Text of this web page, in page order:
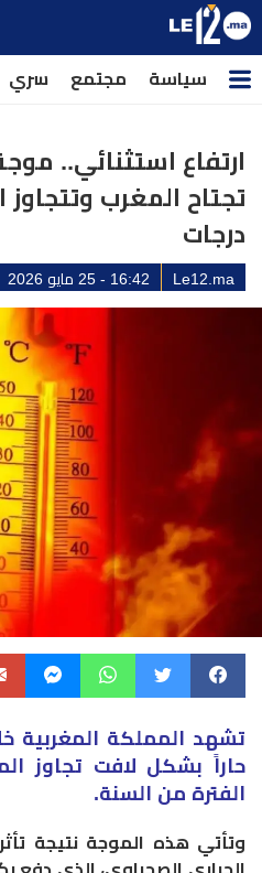
سياسة مجتمع سري
ارتفاع استثنائي..
درجات
Le12.ma 16:42 - 25 مايو 2026
تشهد المملكة المغربية
حاراً بشكل لافت تجاوز
الفترة من السنة.
وتأتي هذه الموجة نتيجة
الحراري الصحراوي، الذي دفع